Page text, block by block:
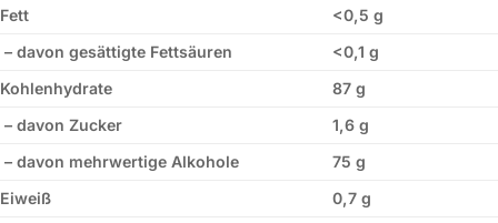
Fett
<0,5 g
– davon gesättigte Fettsäuren
<0,1 g
Kohlenhydrate
87 g
– davon Zucker
1,6 g
– davon mehrwertige Alkohole
75 g
Eiweiß
0,7 g